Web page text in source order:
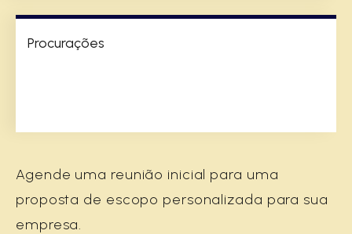
Procurações
Agende uma reunião inicial para uma
proposta de escopo personalizada para sua
empresa.